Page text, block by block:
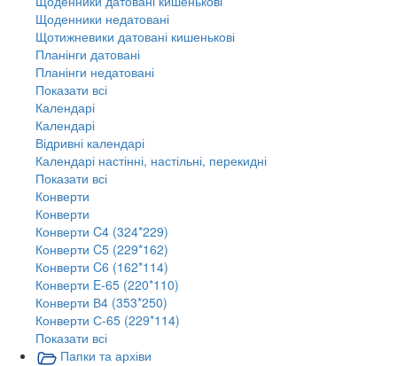
Щоденники недатовані
Щотижневики датовані кишенькові
Планінги датовані
Планінги недатовані
Показати всі
Календарі
Календарі
Відривні календарі
Календарі настінні, настільні, перекидні
Показати всі
Конверти
Конверти
Конверти C4 (324*229)
Конверти C5 (229*162)
Конверти C6 (162*114)
Конверти E-65 (220*110)
Конверти В4 (353*250)
Конверти С-65 (229*114)
Показати всі
Папки та архіви